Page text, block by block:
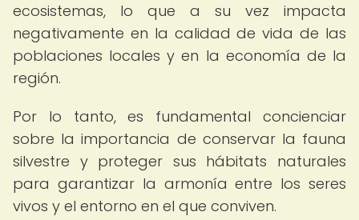
ecosistemas, lo que a su vez impacta
negativamente en la calidad de vida de las
poblaciones locales y en la economía de la
región.
Por lo tanto, es fundamental concienciar
sobre la importancia de conservar la fauna
silvestre y proteger sus hábitats naturales
para garantizar la armonía entre los seres
vivos y el entorno en el que conviven.